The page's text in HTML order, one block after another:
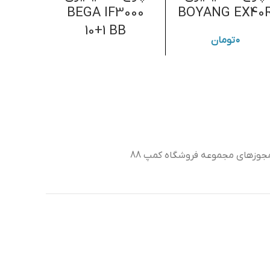
BOYANG
۰تومان
BEGA IF3000
10+1 BB
مجموعه فروشگاه کمپ 88